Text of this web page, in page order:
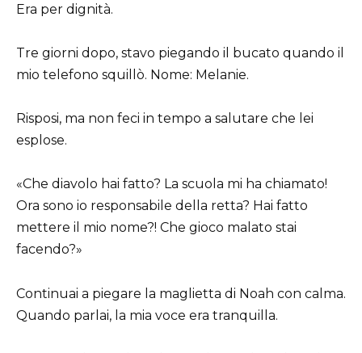
Era per dignità.
Tre giorni dopo, stavo piegando il bucato quando il
mio telefono squillò. Nome: Melanie.
Risposi, ma non feci in tempo a salutare che lei
esplose.
«Che diavolo hai fatto? La scuola mi ha chiamato!
Ora sono io responsabile della retta? Hai fatto
mettere il mio nome?! Che gioco malato stai
facendo?»
Continuai a piegare la maglietta di Noah con calma.
Quando parlai, la mia voce era tranquilla.